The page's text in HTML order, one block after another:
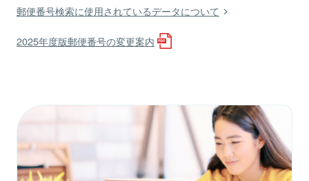
郵便番号検索に使用されているデータについて
2025年度版郵便番号の変更案内